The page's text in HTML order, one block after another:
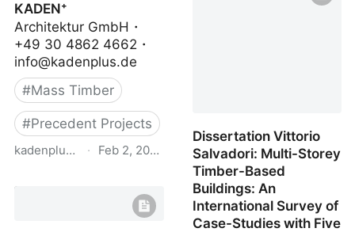
KADEN⁺
Architektur GmbH・
+49 30 4862 4662・
info@kadenplus.de
#Mass Timber
#Precedent Projects
kadenplus.de· Feb 2, 2024
Dissertation Vittorio
Salvadori: Multi-Storey
Timber-Based
Buildings: An
International Survey of
Case-Studies with Five